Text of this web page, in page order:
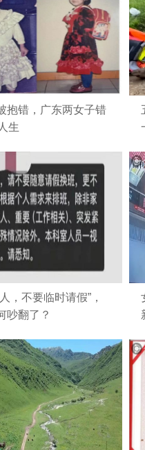
抱错，广东两女子错
生
，不要临时请假”，
吵翻了？